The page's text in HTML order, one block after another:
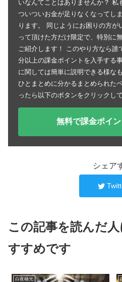
いなんてことはありませんか？ 私
ついついお金が足りなくなってし
ります。 同じようにお困りの方が
って頂けた方だけ限定で、特別に
ご紹介します！ このやり方なら誰
分以上の課金ポイントを入手する
に関しては簡単に説明できる様な
ひとまとめに分かるまとめられた
ったら以下のボタンをクリックし
無料で課金ポイ
シェア
この記事を読んだ
すすめです
白夜極光